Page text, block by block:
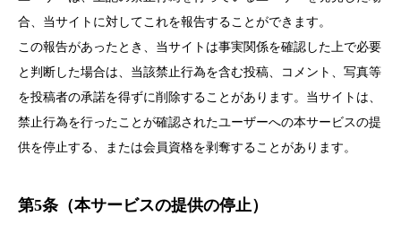
合、当サイトに対してこれを報告することができます。
この報告があったとき、当サイトは事実関係を確認した上で必要
と判断した場合は、当該禁止行為を含む投稿、コメント、写真等
を投稿者の承諾を得ずに削除することがあります。当サイトは、
禁止行為を行ったことが確認されたユーザーへの本サービスの提
供を停止する、または会員資格を剥奪することがあります。
第5条（本サービスの提供の停止）